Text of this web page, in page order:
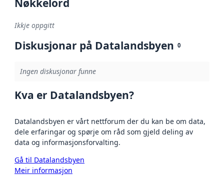
Nøkkelord
Ikkje oppgitt
Diskusjonar på Datalandsbyen 0
Ingen diskusjonar funne
Kva er Datalandsbyen?
Datalandsbyen er vårt nettforum der du kan be om data,
dele erfaringar og spørje om råd som gjeld deling av
data og informasjonsforvalting.
Gå til Datalandsbyen
Meir informasjon